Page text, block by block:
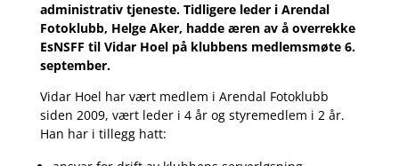
administrativ tjeneste. Tidligere leder i Arendal
Fotoklubb, Helge Aker, hadde æren av å overrekke
EsNSFF til Vidar Hoel på klubbens medlemsmøte 6.
september.
Vidar Hoel har vært medlem i Arendal Fotoklubb
siden 2009, vært leder i 4 år og styremedlem i 2 år.
Han har i tillegg hatt: